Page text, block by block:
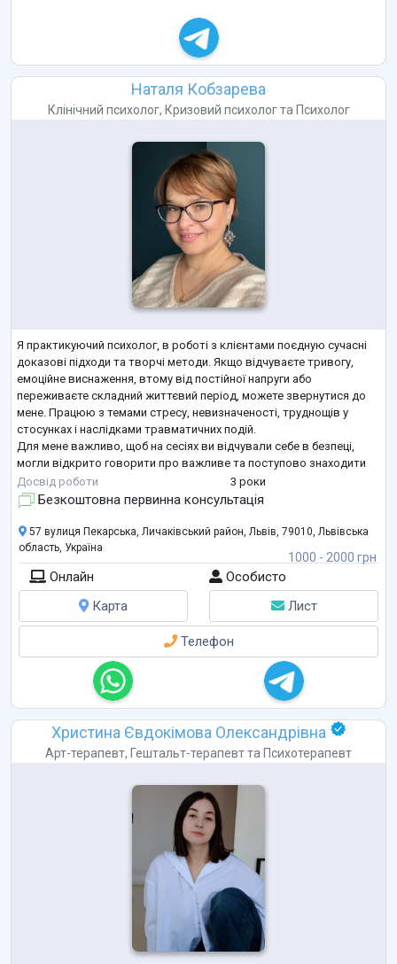
Наталя Кобзарева
Клінічний психолог, Кризовий психологта Психолог
Я практикуючий психолог, в роботі з клієнтами поєдную сучасні
доказові підходи та творчі методи. Якщо відчуваєте тривогу,
емоційне виснаження, втому від постійної напруги або
переживаєте складний життєвий період, можете звернутися до
мене. Працюю з темами стресу, невизначеності, труднощів у
стосунках і наслідками травматичних подій.
Для мене важливо, щоб на сесіях ви відчували себе в безпеці,
могли відкрито говорити про важливе та поступово знаходити
опору всередині себе, без тиску, у вашому темпі.
Досвід роботи 3 роки
Безкоштовна первинна консультація
1000 - 2000 грн
57 вулиця Пекарська, Личаківський район, Львів, 79010, Львівська
область, Україна
Онлайн
Особисто
Карта
Лист
Телефон
Христина Євдокімова Олександрівна
Арт-терапевт, Гештальт-терапевтта Психотерапевт